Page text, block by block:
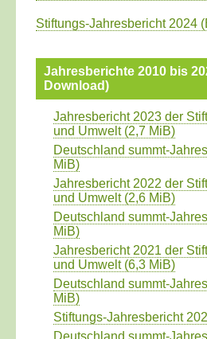
Stiftungs-Jahresbericht 2024
Jahresberichte 2010 bis
Download)
Jahresbericht 2023 der
und Umwelt (2,7 MiB)
Deutschland summt-
MiB)
Jahresbericht 2022 der
und Umwelt (2,6 MiB)
Deutschland summt-
MiB)
Jahresbericht 2021 der
und Umwelt (6,3 MiB)
Deutschland summt-
MiB)
Stiftungs-Jahresbericht
Deutschland summt-